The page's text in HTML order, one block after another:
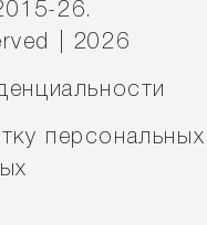
26.
| 2026
персональных